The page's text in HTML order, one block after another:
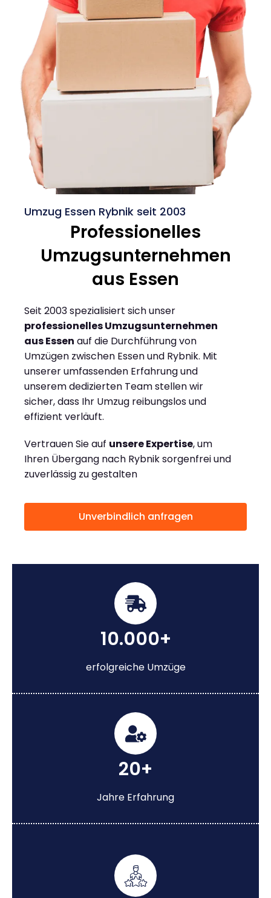
Umzug Essen Rybnik seit 2003
Professionelles
Umzugsunternehmen
aus Essen
Seit 2003 spezialisiert sich unser
professionelles Umzugsunternehmen
aus Essen auf die Durchführung von
Umzügen zwischen Essen und Rybnik. Mit
unserer umfassenden Erfahrung und
unserem dedizierten Team stellen wir
sicher, dass Ihr Umzug reibungslos und
effizient verläuft.
Vertrauen Sie auf unsere Expertise, um
Ihren Übergang nach Rybnik sorgenfrei und
zuverlässig zu gestalten
Unverbindlich anfragen
10.000+
erfolgreiche Umzüge
20+
Jahre Erfahrung